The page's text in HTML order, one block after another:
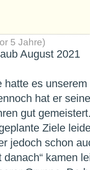
5 Jahre)
August 2021
hatte es
hat er
gut
Ziele
jedoch schon
danach“ kamen